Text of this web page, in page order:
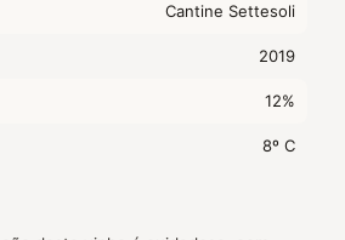
Cantine Settesoli
2019
12%
8º C